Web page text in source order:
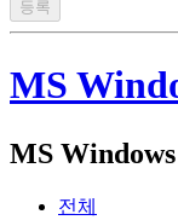
MS
MS
전체